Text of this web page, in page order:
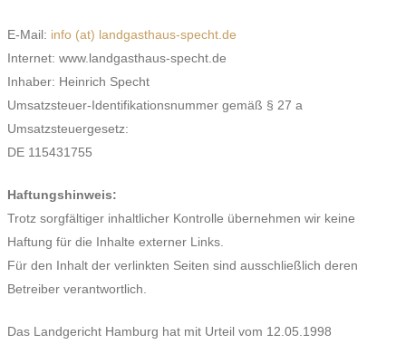
E-Mail: info (at) landgasthaus-specht.de
Internet: www.landgasthaus-specht.de
Inhaber: Heinrich Specht
Umsatzsteuer-Identifikationsnummer gemäß § 27 a
Umsatzsteuergesetz:
DE 115431755
Haftungshinweis:
Trotz sorgfältiger inhaltlicher Kontrolle übernehmen wir keine
Haftung für die Inhalte externer Links.
Für den Inhalt der verlinkten Seiten sind ausschließlich deren
Betreiber verantwortlich.
Das Landgericht Hamburg hat mit Urteil vom 12.05.1998